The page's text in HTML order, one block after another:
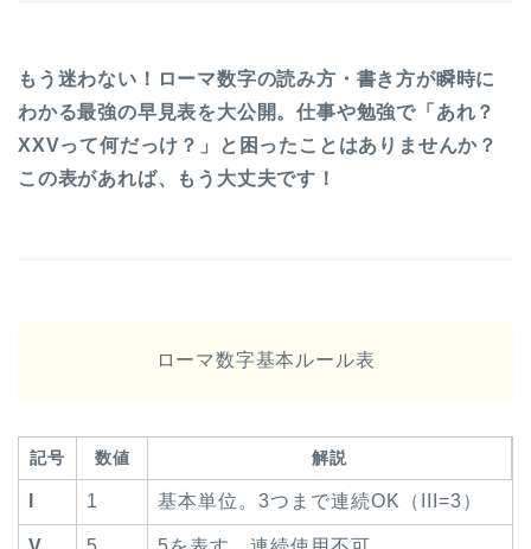
もう迷わない！ローマ数字の読み方・書き方が瞬時に
わかる最強の早見表を大公開。仕事や勉強で「あれ？
XXVって何だっけ？」と困ったことはありませんか？
この表があれば、もう大丈夫です！
ローマ数字基本ルール表
記号 数値 解説
1 基本単位。3つまで連続OK（III=3）